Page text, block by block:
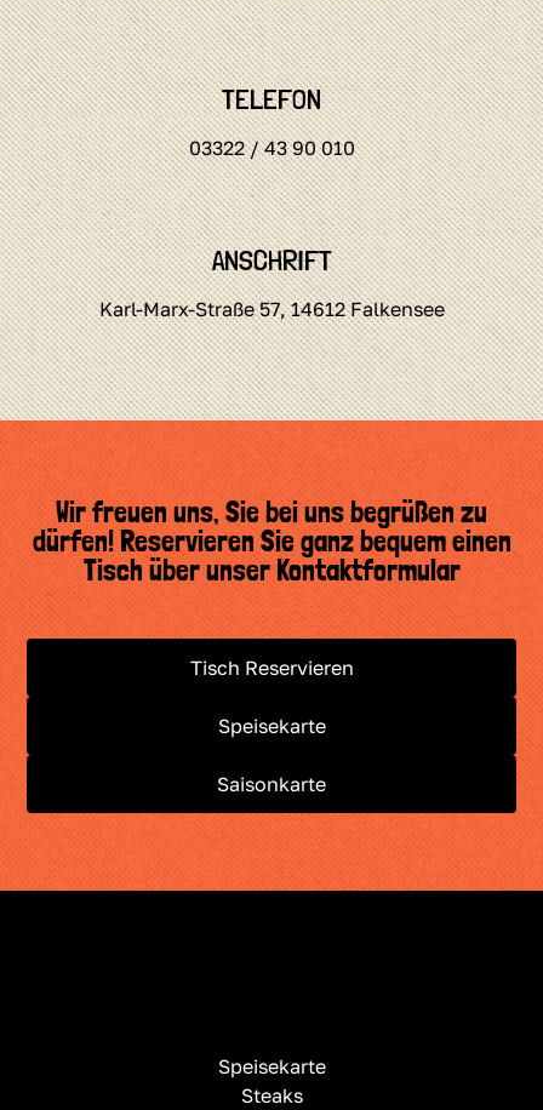
TELEFON
03322 / 43 90 010
ANSCHRIFT
Karl-Marx-Straße 57, 14612 Falkensee
Wir freuen uns, Sie bei uns begrüßen zu
dürfen! Reservieren Sie ganz bequem einen
Tisch über unser Kontaktformular
Tisch Reservieren
Speisekarte
Saisonkarte
Speisekarte
Steaks